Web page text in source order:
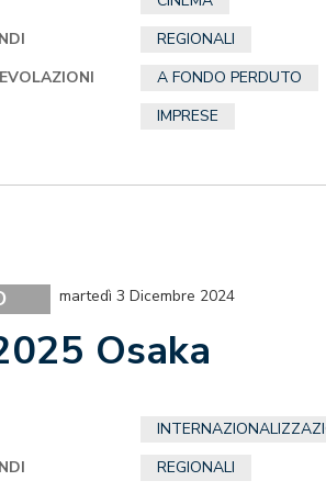
REGIONALI
A FONDO PERDUTO
IMPRESE
martedì 3 Dicembre 2024
Osaka
REGIONALI